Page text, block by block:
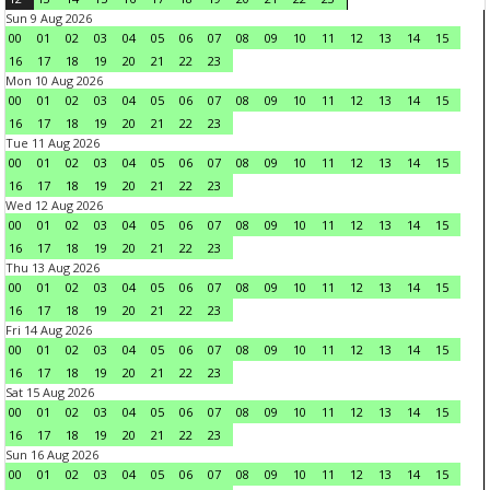
Sun 9 Aug 2026
00
01 02 03 04 05 06 07 08 09 10 11 12 13 14
15
16
17 18 19 20 21 22
23
Mon 10 Aug 2026
00
01 02 03 04 05 06 07 08 09 10 11 12 13 14
15
16
17 18 19 20 21 22
23
Tue 11 Aug 2026
00
01 02 03 04 05 06 07 08 09 10 11 12 13 14
15
16
17 18 19 20 21 22
23
Wed 12 Aug 2026
00
01 02 03 04 05 06 07 08 09 10 11 12 13 14
15
16
17 18 19 20 21 22
23
Thu 13 Aug 2026
00
01 02 03 04 05 06 07 08 09 10 11 12 13 14
15
16
17 18 19 20 21 22
23
Fri 14 Aug 2026
00
01 02 03 04 05 06 07 08 09 10 11 12 13 14
15
16
17 18 19 20 21 22
23
Sat 15 Aug 2026
00
01 02 03 04 05 06 07 08 09 10 11 12 13 14
15
16
17 18 19 20 21 22
23
Sun 16 Aug 2026
00
01 02 03 04 05 06 07 08 09 10 11 12 13 14
15